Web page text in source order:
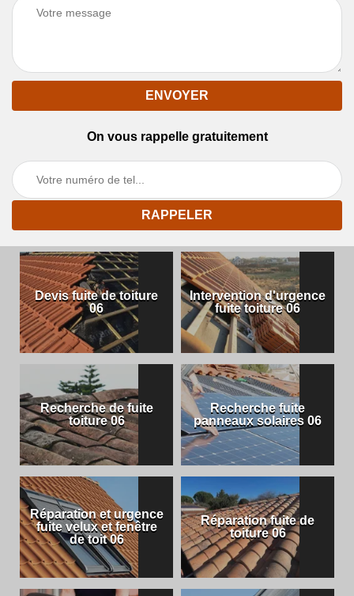
On vous rappelle gratuitement
Devis fuite de toiture
06
Intervention d'urgence
fuite toiture 06
Recherche de fuite
toiture 06
Recherche fuite
panneaux solaires 06
Réparation et urgence
fuite velux et fenêtre
de toit 06
Réparation fuite de
toiture 06